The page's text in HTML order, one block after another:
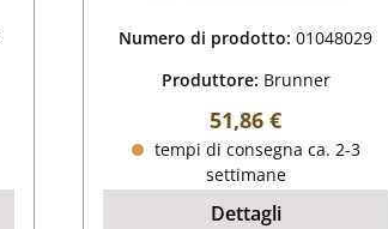
Numero di prodotto:01048029
Produttore: Brunner
Prezzo normale:
51,86 €
tempi di consegna ca. 2-3
settimane
Dettagli